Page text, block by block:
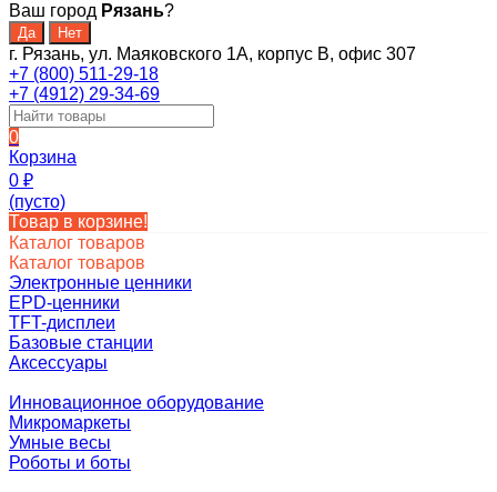
Ваш город Рязань?
г. Рязань, ул. Маяковского 1А, корпус B, офис 307
+7 (800) 511-29-18
+7 (4912) 29-34-69
0
Корзина
0 ₽
(пусто)
Товар в корзине!
Каталог товаров
Каталог товаров
Электронные ценники
EPD-ценники
TFT-дисплеи
Базовые станции
Аксессуары
Инновационное оборудование
Микромаркеты
Умные весы
Роботы и боты